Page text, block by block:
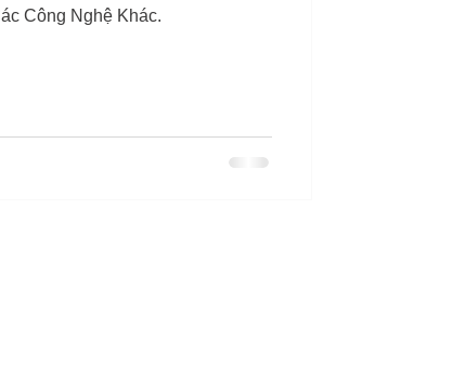
Công Nghệ Khác.